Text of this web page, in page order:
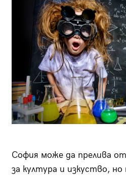
София може да прелива
за култура и изкуство,